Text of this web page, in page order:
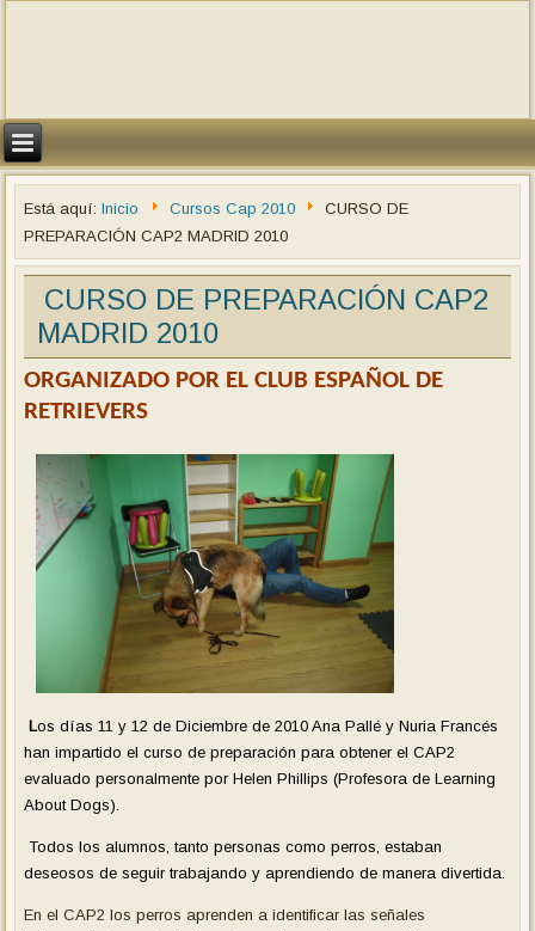
Está aquí:Inicio Cursos Cap 2010
CURSO DE
PREPARACIÓN CAP2 MADRID 2010
CURSO DE PREPARACIÓN CAP2
MADRID 2010
ORGANIZADO POR EL CLUB ESPAÑOL DE
RETRIEVERS
Los días 11 y 12 de Diciembre de 2010 Ana Pallé y Nuria Francés
han impartido el curso de preparación para obtener el CAP2
evaluado personalmente por Helen Phillips (Profesora de Learning
About Dogs).
Todos los alumnos, tanto personas como perros, estaban
deseosos de seguir trabajando y aprendiendo de manera divertida.
En el CAP2 los perros aprenden a identificar las señales